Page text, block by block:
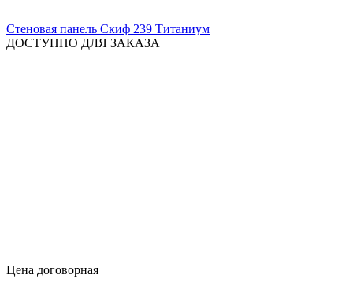
Стеновая панель Скиф 239 Титаниум
ДОСТУПНО ДЛЯ ЗАКАЗА
Цена договорная